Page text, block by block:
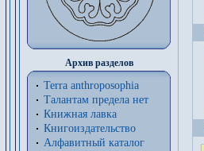
Архив разделов
Terra anthroposophia
Талантам предела нет
Книжная лавка
Книгоиздательство
Алфавитный каталог